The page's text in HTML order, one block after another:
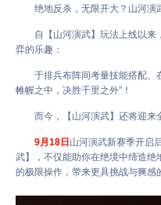
绝地反杀，无限开大？山河演
自【山河演武】玩法上线以来
弈的乐趣：
于排兵布阵间考量技能搭配、
帷幄之中，决胜千里之外”！
而今，【山河演武】还将迎
9月18日 山河演武新赛季开启
武】，不仅能助你在绝境中缔造绝
的极限操作，带来更具挑战与爽感